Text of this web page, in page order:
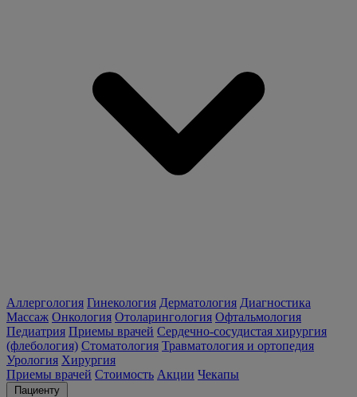
Аллергология Гинекология Дерматология Диагностика
Массаж Онкология Отоларингология Офтальмология
Педиатрия Приемы врачей Сердечно-сосудистая хирургия
(флебология) Стоматология Травматология и ортопедия
Урология Хирургия
Приемы врачей Стоимость Акции Чекапы
Пациенту